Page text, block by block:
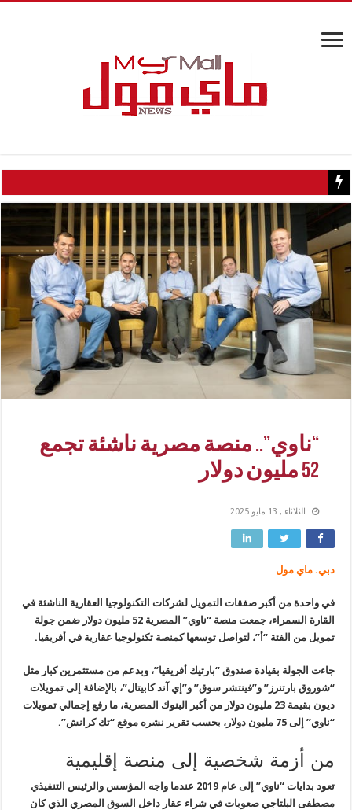
كيف تسبب سائح كويتي في إغلاق منزل عبدالحليم حافظ ومنع
“ناوي”.. منصة مصرية ناشئة تجمع
52 مليون دولار
الثلاثاء , 13 مايو 2025
دبي. ماي مول
في واحدة من أكبر صفقات التمويل لشركات التكنولوجيا العقارية الناشئة في
القارة السمراء، جمعت منصة “ناوي” المصرية 52 مليون دولار ضمن جولة
تمويل من الفئة “أ”، لتواصل توسعها كمنصة تكنولوجيا عقارية في أفريقيا.
جاءت الجولة بقيادة صندوق “بارتيك أفريقيا”، وبدعم من مستثمرين كبار مثل
“شوروق بارتنرز” و”فينتشر سوق” و”إي آند كابيتال”، بالإضافة إلى تمويلات
ديون بقيمة 23 مليون دولار من أكبر البنوك المصرية، ما رفع إجمالي تمويلات
“ناوي” إلى 75 مليون دولار، بحسب تقرير نشره موقع “تك كرانش”.
من أزمة شخصية إلى منصة إقليمية
تعود بدايات “ناوي” إلى عام 2019 عندما واجه المؤسس والرئيس التنفيذي
مصطفى البلتاجي صعوبات في شراء عقار داخل السوق المصري الذي كان